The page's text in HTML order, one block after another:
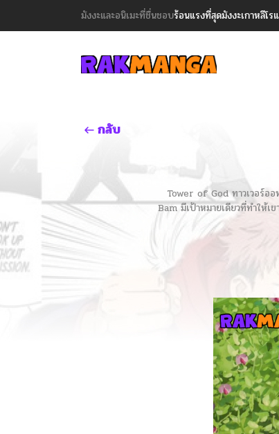
มังงะและอนิเมะที่ชื่นชอบร้อนแรงที่สุดมังงะเกาหลีโร
กลับ
Tower of God ทาวเวอร์ออ
Bam มีเป้าหมายเดียวที่ทำให้เ